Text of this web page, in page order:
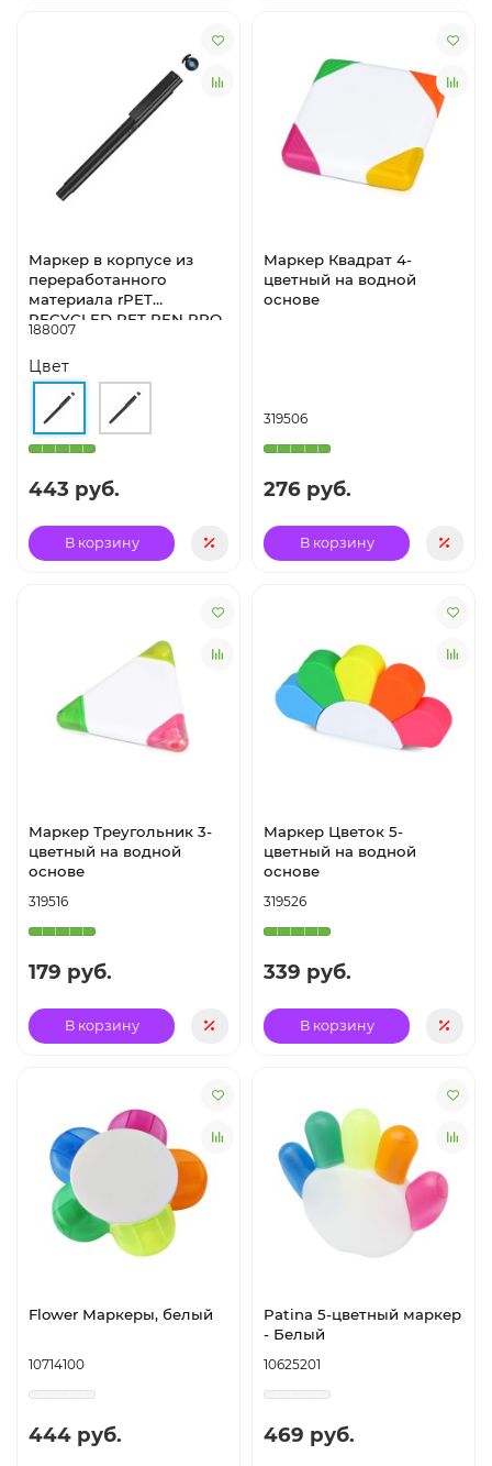
Маркер в корпусе из
переработанного
материала rPET
RECYCLED PET PEN PRO
LIQEO, черный с
голубыми чернилами
188007
Цвет
443 руб.
В корзину
Маркер Квадрат 4-
цветный на водной
основе
319506
276 руб.
В корзину
Маркер Треугольник 3-
цветный на водной
основе
319516
179 руб.
В корзину
Маркер Цветок 5-
цветный на водной
основе
319526
339 руб.
В корзину
Flower Маркеры, белый
10714100
444 руб.
Patina 5-цветный маркер
- Белый
10625201
469 руб.